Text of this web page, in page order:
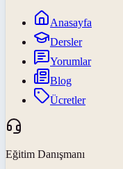
Anasayfa
Dersler
Yorumlar
Blog
Ücretler
Eğitim Danışmanı